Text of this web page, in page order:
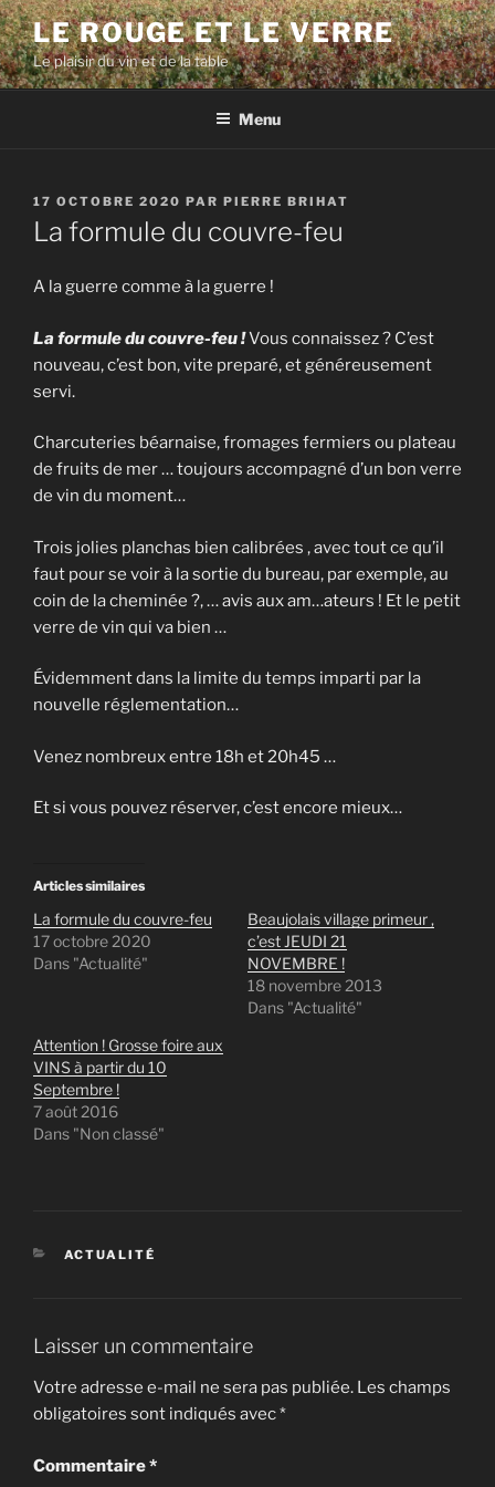
Aller
au
contenu
principal
LE ROUGE ET LE VERRE
Le plaisir du vin et de la table
Menu
PUBLIÉ
LE
17 OCTOBRE 2020 PAR PIERRE BRIHAT
La formule du couvre-feu
A la guerre comme à la guerre !
La formule du couvre-feu !Vous connaissez ? C’est
nouveau, c’est bon, vite preparé, et généreusement
servi.
Charcuteries béarnaise, fromages fermiers ou plateau
de fruits de mer … toujours accompagné d’un bon verre
de vin du moment…
Trois jolies planchas bien calibrées , avec tout ce qu’il
faut pour se voir à la sortie du bureau, par exemple, au
coin de la cheminée ?, … avis aux am…ateurs ! Et le petit
verre de vin qui va bien …
Évidemment dans la limite du temps imparti par la
nouvelle réglementation…
Venez nombreux entre 18h et 20h45 …
Et si vous pouvez réserver, c’est encore mieux…
Articles similaires
La formule du couvre-feu
17 octobre 2020
Dans "Actualité"
Beaujolais village primeur ,
c’est JEUDI 21
NOVEMBRE !
18 novembre 2013
Dans "Actualité"
Attention ! Grosse foire aux
VINS à partir du 10
Septembre !
7 août 2016
Dans "Non classé"
CATÉGORIES
ACTUALITÉ
Laisser un commentaire
Votre adresse e-mail ne sera pas publiée. Les champs
obligatoires sont indiqués avec*
Commentaire*